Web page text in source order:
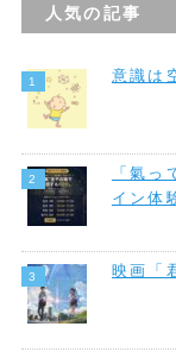
人気の記事
意識は
「氣
イン体
映画「